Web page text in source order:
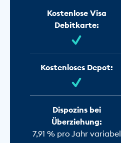
Kostenlose Visa
Debitkarte:
Kostenloses Depot:
Dispozins bei
Überziehung:
7,91 % pro Jahr variabel